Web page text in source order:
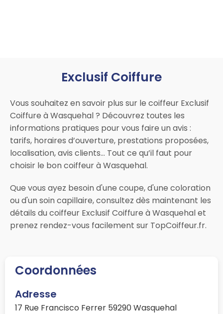
Exclusif Coiffure
Vous souhaitez en savoir plus sur le coiffeur Exclusif
Coiffure à Wasquehal ? Découvrez toutes les
informations pratiques pour vous faire un avis :
tarifs, horaires d’ouverture, prestations proposées,
localisation, avis clients… Tout ce qu’il faut pour
choisir le bon coiffeur à Wasquehal.
Que vous ayez besoin d'une coupe, d'une coloration
ou d'un soin capillaire, consultez dès maintenant les
détails du coiffeur Exclusif Coiffure à Wasquehal et
prenez rendez-vous facilement sur TopCoiffeur.fr.
Coordonnées
Adresse
17 Rue Francisco Ferrer 59290 Wasquehal